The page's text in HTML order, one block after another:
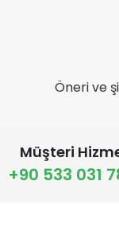
Öneri ve
Müşteri
+90 533 031